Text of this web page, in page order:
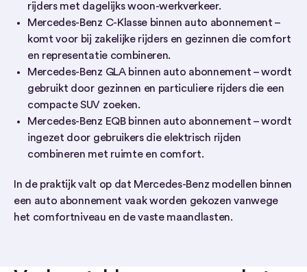
rijders met dagelijks woon-werkverkeer.
Mercedes-Benz C-Klasse binnen auto abonnement –
komt voor bij zakelijke rijders en gezinnen die comfort
en representatie combineren.
Mercedes-Benz GLA binnen auto abonnement – wordt
gebruikt door gezinnen en particuliere rijders die een
compacte SUV zoeken.
Mercedes-Benz EQB binnen auto abonnement – wordt
ingezet door gebruikers die elektrisch rijden
combineren met ruimte en comfort.
In de praktijk valt op dat Mercedes-Benz modellen binnen
een auto abonnement vaak worden gekozen vanwege
het comfortniveau en de vaste maandlasten.